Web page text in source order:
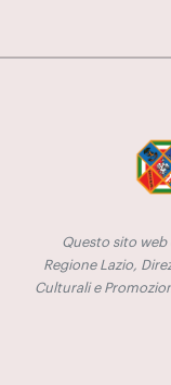
Questo sito
Regione Lazio,
Culturali e